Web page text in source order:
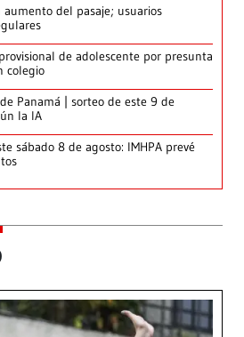
del pasaje; usuarios
de adolescente por presunta
colegio
Panamá | sorteo de este 9 de
la IA
sábado 8 de agosto: IMHPA prevé